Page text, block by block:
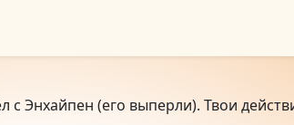
Энхайпен (его выперли). Твои